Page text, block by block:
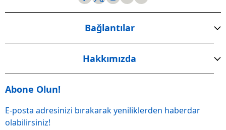
Bağlantılar
Hakkımızda
Abone Olun!
E-posta adresinizi bırakarak yeniliklerden haberdar
olabilirsiniz!